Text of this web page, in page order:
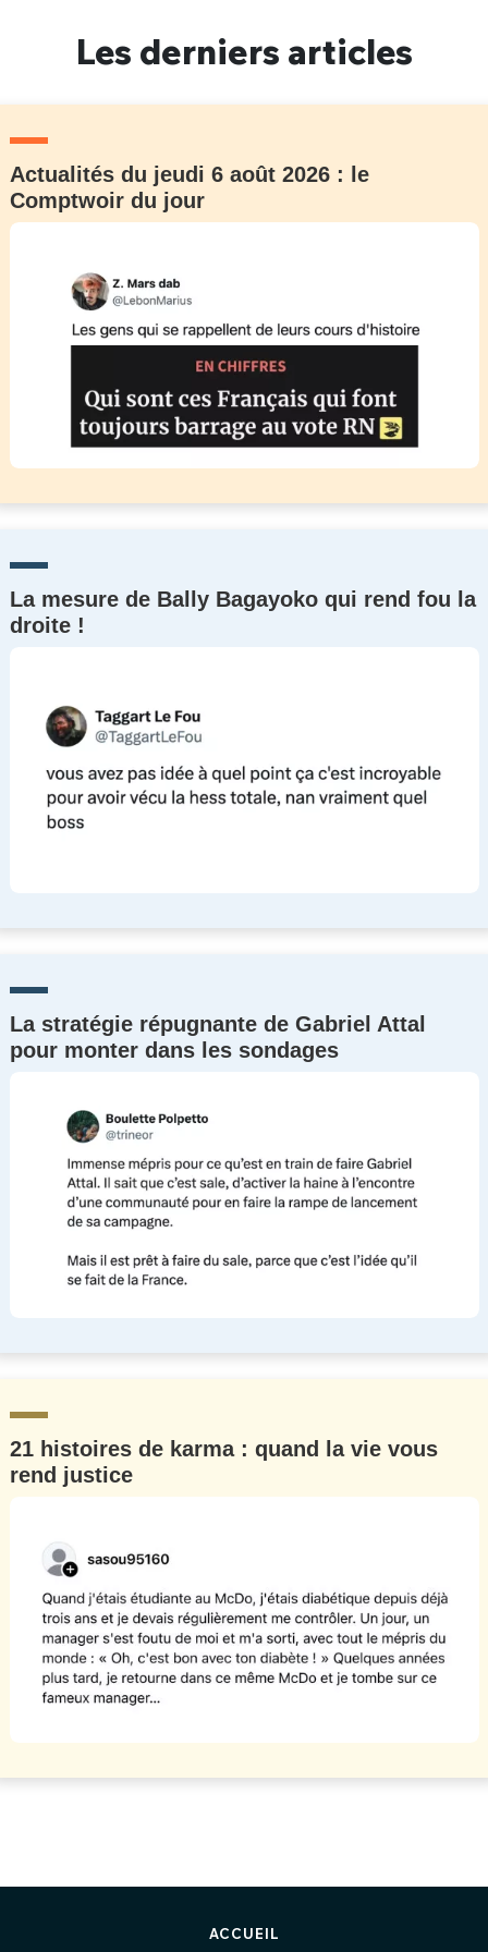
Les derniers articles
Actualités du jeudi 6 août 2026 : le
Comptwoir du jour
La mesure de Bally Bagayoko qui rend fou la
droite !
La stratégie répugnante de Gabriel Attal
pour monter dans les sondages
21 histoires de karma : quand la vie vous
rend justice
ACCUEIL
Un Thread